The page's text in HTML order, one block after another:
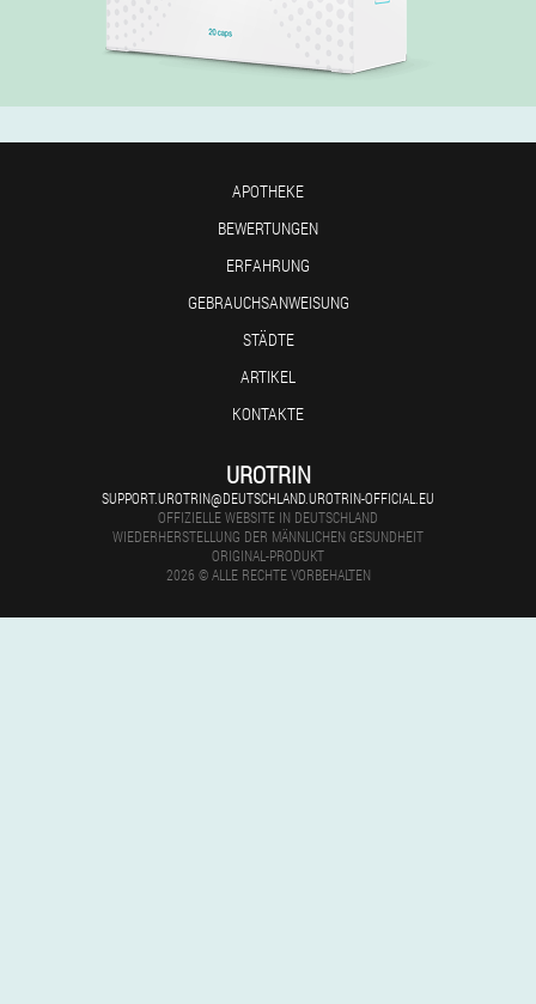
APOTHEKE
BEWERTUNGEN
ERFAHRUNG
GEBRAUCHSANWEISUNG
STÄDTE
ARTIKEL
KONTAKTE
UROTRIN
SUPPORT.UROTRIN@DEUTSCHLAND.UROTRIN-OFFICIAL.EU
OFFIZIELLE WEBSITE IN DEUTSCHLAND
WIEDERHERSTELLUNG DER MÄNNLICHEN GESUNDHEIT
ORIGINAL-PRODUKT
2026 © ALLE RECHTE VORBEHALTEN